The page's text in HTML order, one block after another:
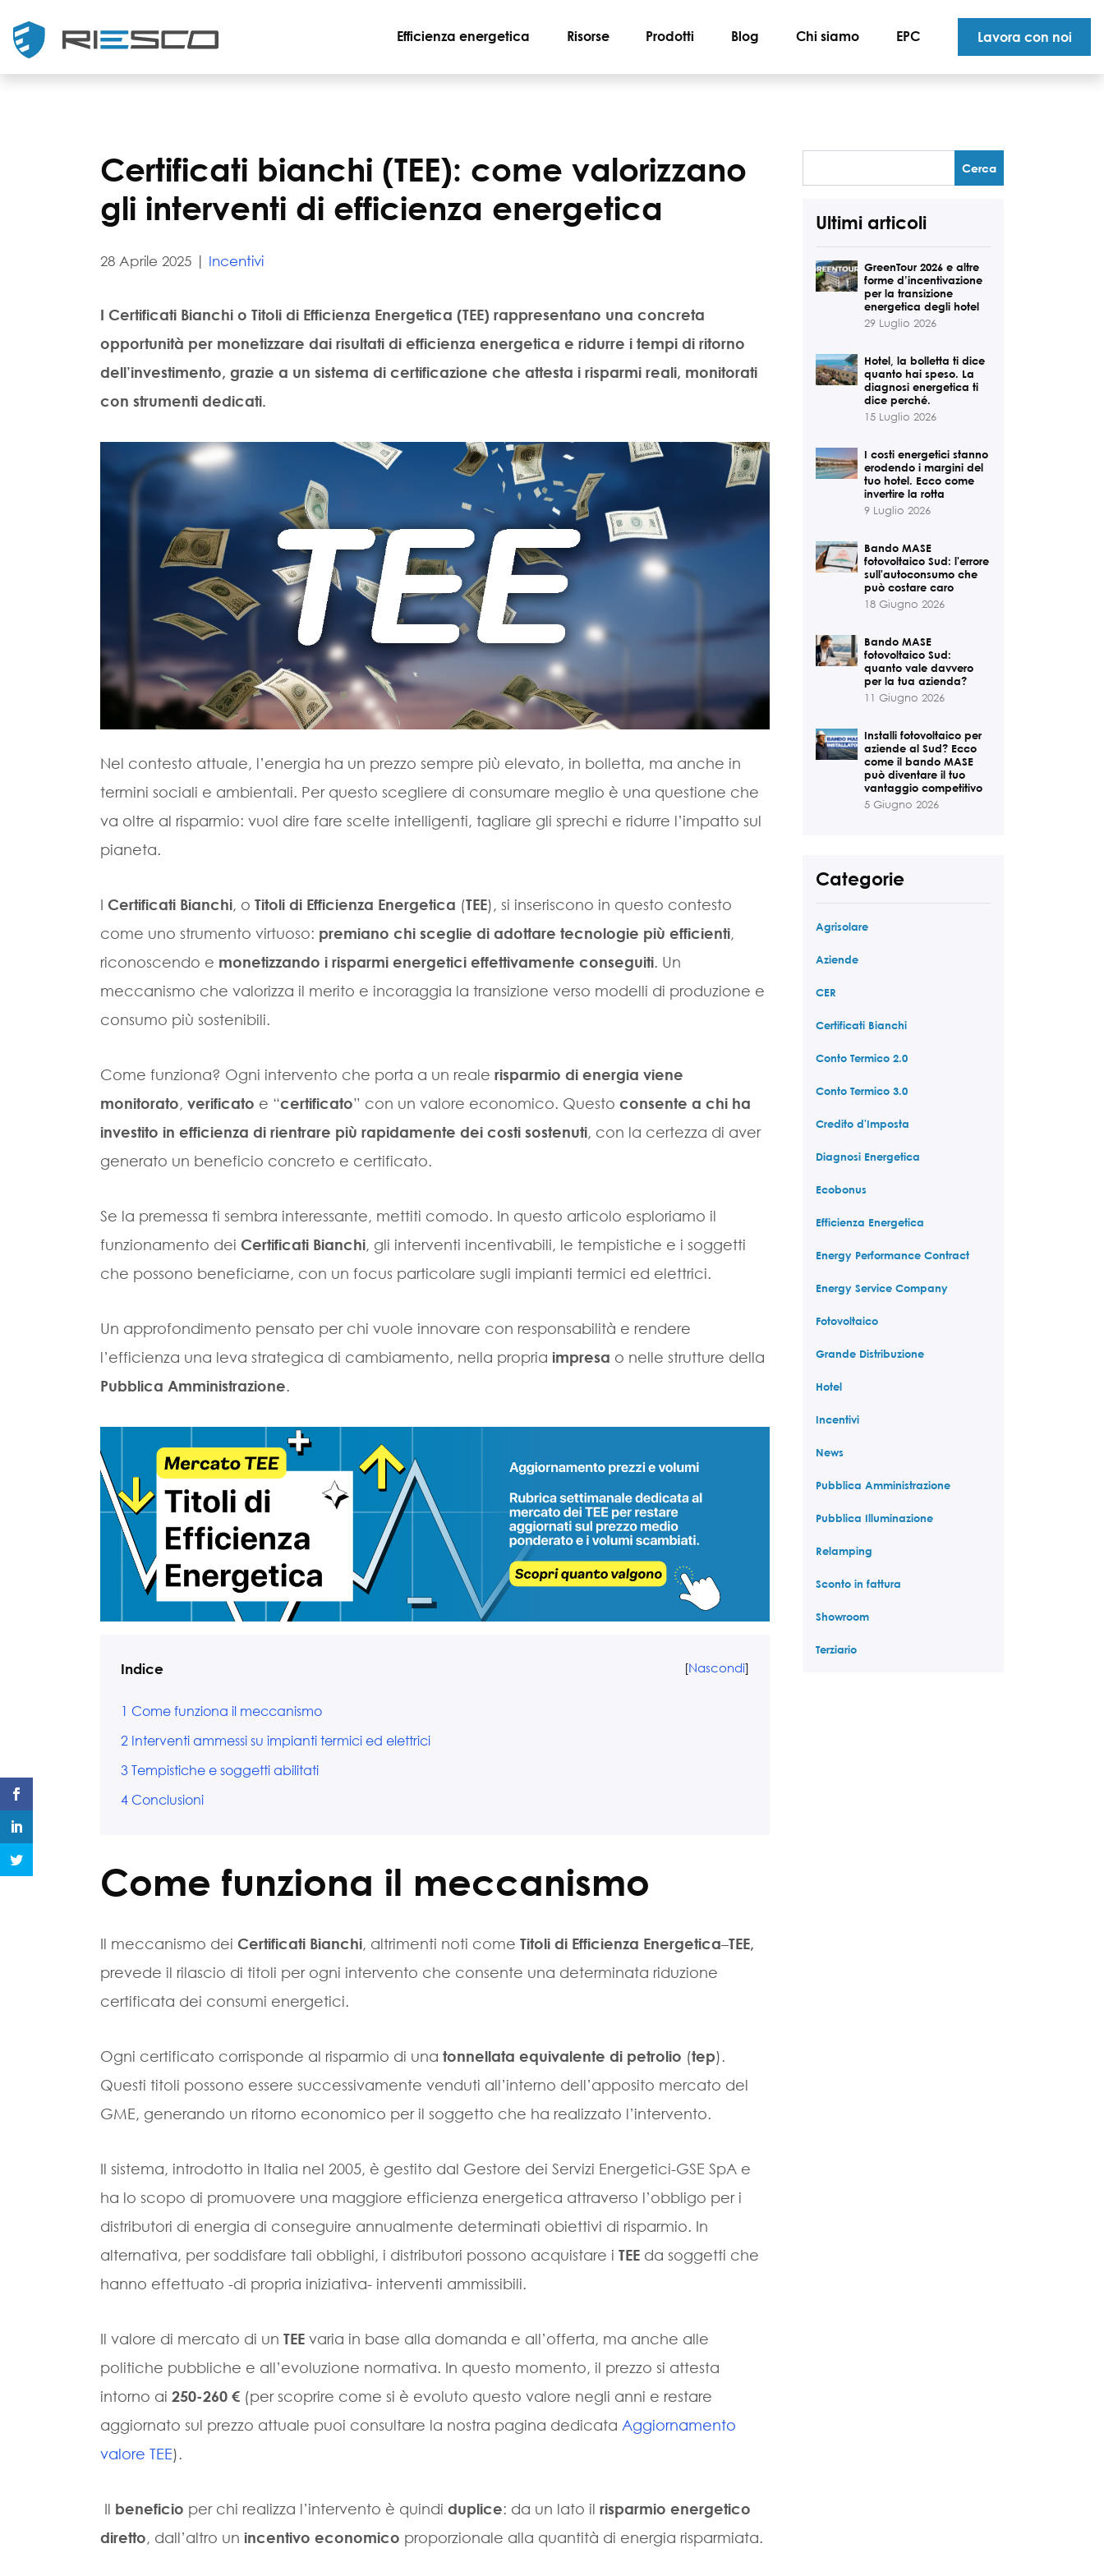
Efficienza energetica Risorse Prodotti Blog Chi siamo EPC Lavora con noi
Certificati bianchi (TEE): come valorizzano
gli interventi di efficienza energetica
28 Aprile 2025 | Incentivi
I Certificati Bianchi o Titoli di Efficienza Energetica (TEE) rappresentano una concreta
opportunità per monetizzare dai risultati di efficienza energetica e ridurre i tempi di ritorno
dell’investimento, grazie a un sistema di certificazione che attesta i risparmi reali, monitorati
con strumenti dedicati.
Nel contesto attuale, l’energia ha un prezzo sempre più elevato, in bolletta, ma anche in
termini sociali e ambientali. Per questo scegliere di consumare meglio è una questione che
va oltre al risparmio: vuol dire fare scelte intelligenti, tagliare gli sprechi e ridurre l’impatto sul
pianeta.
I Certificati Bianchi, o Titoli di Efficienza Energetica (TEE), si inseriscono in questo contesto
come uno strumento virtuoso: premiano chi sceglie di adottare tecnologie più efficienti,
riconoscendo e monetizzando i risparmi energetici effettivamente conseguiti. Un
meccanismo che valorizza il merito e incoraggia la transizione verso modelli di produzione e
consumo più sostenibili.
Come funziona? Ogni intervento che porta a un reale risparmio di energia viene
monitorato, verificato e “certificato” con un valore economico. Questo consente a chi ha
investito in efficienza di rientrare più rapidamente dei costi sostenuti, con la certezza di aver
generato un beneficio concreto e certificato.
Se la premessa ti sembra interessante, mettiti comodo. In questo articolo esploriamo il
funzionamento dei Certificati Bianchi, gli interventi incentivabili, le tempistiche e i soggetti
che possono beneficiarne, con un focus particolare sugli impianti termici ed elettrici.
Un approfondimento pensato per chi vuole innovare con responsabilità e rendere
l’efficienza una leva strategica di cambiamento, nella propria impresa o nelle strutture della
Pubblica Amministrazione.
Indice [Nascondi]
1 Come funziona il meccanismo
2 Interventi ammessi su impianti termici ed elettrici
3Tempistiche e soggetti abilitati
4 Conclusioni
Come funziona il meccanismo
Il meccanismo dei Certificati Bianchi, altrimenti noti come Titoli di Efficienza Energetica–TEE,
prevede il rilascio di titoli per ogni intervento che consente una determinata riduzione
certificata dei consumi energetici.
Ogni certificato corrisponde al risparmio di una tonnellata equivalente di petrolio (tep).
Questi titoli possono essere successivamente venduti all’interno dell’apposito mercato del
GME, generando un ritorno economico per il soggetto che ha realizzato l’intervento.
Il sistema, introdotto in Italia nel 2005, è gestito dal Gestore dei Servizi Energetici-GSE SpA e
ha lo scopo di promuovere una maggiore efficienza energetica attraverso l’obbligo per i
distributori di energia di conseguire annualmente determinati obiettivi di risparmio. In
alternativa, per soddisfare tali obblighi, i distributori possono acquistare i TEE da soggetti che
hanno effettuato -di propria iniziativa- interventi ammissibili.
Il valore di mercato di un TEE varia in base alla domanda e all’offerta, ma anche alle
politiche pubbliche e all’evoluzione normativa. In questo momento, il prezzo si attesta
intorno ai 250-260 € (per scoprire come si è evoluto questo valore negli anni e restare
aggiornato sul prezzo attuale puoi consultare la nostra pagina dedicata Aggiornamento
valore TEE).
Il beneficio per chi realizza l’intervento è quindi duplice: da un lato il risparmio energetico
diretto, dall’altro un incentivo economico proporzionale alla quantità di energia risparmiata.
Ultimi articoli
GreenTour 2026 e altre
forme d’incentivazione
per la transizione
energetica degli hotel
29 Luglio 2026
Hotel, la bolletta ti dice
quanto hai speso. La
diagnosi energetica ti
dice perché.
15 Luglio 2026
I costi energetici stanno
erodendo i margini del
tuo hotel. Ecco come
invertire la rotta
9 Luglio 2026
Bando MASE
fotovoltaico Sud: l'errore
sull'autoconsumo che
può costare caro
18 Giugno 2026
Bando MASE
fotovoltaico Sud:
quanto vale davvero
per la tua azienda?
11 Giugno 2026
Installi fotovoltaico per
aziende al Sud? Ecco
come il bando MASE
può diventare il tuo
vantaggio competitivo
5 Giugno 2026
Categorie
Agrisolare
Aziende
CER
Certificati Bianchi
Conto Termico 2.0
Conto Termico 3.0
Credito d'Imposta
Diagnosi Energetica
Ecobonus
Efficienza Energetica
Energy Performance Contract
Energy Service Company
Fotovoltaico
Grande Distribuzione
Hotel
Incentivi
News
Pubblica Amministrazione
Pubblica Illuminazione
Relamping
Sconto in fattura
Showroom
Terziario